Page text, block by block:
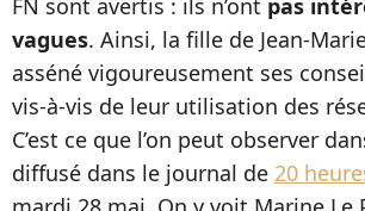
FN sont avertis : ils n’ont pas
vagues. Ainsi, la fille de Jean-
asséné vigoureusement ses
vis-à-vis de leur utilisation des
C’est ce que l’on peut observer
diffusé dans le journal de 20